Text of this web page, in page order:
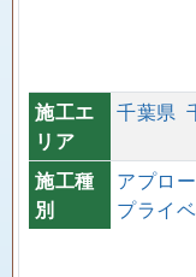
施工エ
リア
千葉県
施工種
別
アプロ
プライ